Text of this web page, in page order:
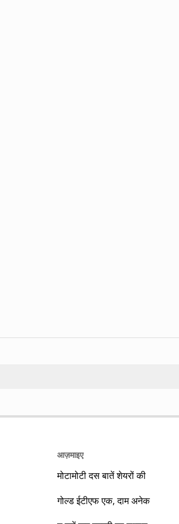
आज़माइए
मोटामोटी दस बातें शेयरों की
गोल्ड ईटीएफ एक, दाम अनेक